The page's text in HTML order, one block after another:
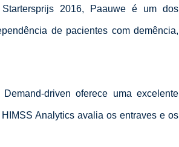
2016, Paauwe é um dos
de pacientes com demência,
driven oferece uma excelente
Analytics avalia os entraves e os